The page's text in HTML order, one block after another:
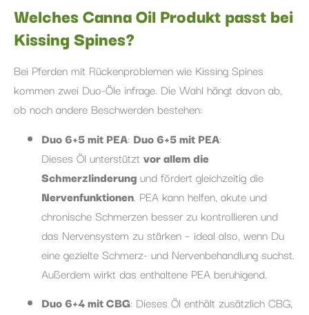
Welches Canna Oil Produkt passt bei
Kissing Spines?
Bei Pferden mit Rückenproblemen wie Kissing Spines
kommen zwei Duo-Öle infrage. Die Wahl hängt davon ab,
ob noch andere Beschwerden bestehen:
Duo 6+5 mit PEA: Duo 6+5 mit PEA:
Dieses Öl unterstützt vor allem die
Schmerzlinderungund fördert gleichzeitig die
Nervenfunktionen. PEA kann helfen, akute und
chronische Schmerzen besser zu kontrollieren und
das Nervensystem zu stärken – ideal also, wenn Du
eine gezielte Schmerz- und Nervenbehandlung suchst.
Außerdem wirkt das enthaltene PEA beruhigend.
Duo 6+4 mit CBG: Dieses Öl enthält zusätzlich CBG,